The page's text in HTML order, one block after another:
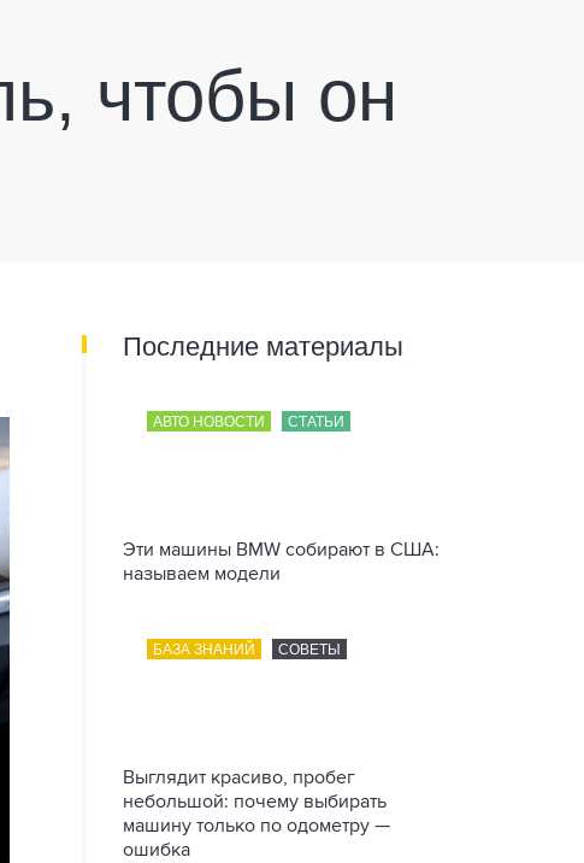
чтобы он
Последние материалы
АВТО НОВОСТИ СТАТЬИ
Эти машины BMW собирают в США:
называем модели
БАЗА ЗНАНИЙ СОВЕТЫ
Выглядит красиво, пробег
небольшой: почему выбирать
машину только по одометру —
ошибка